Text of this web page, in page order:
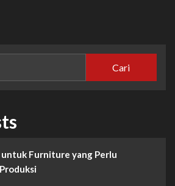
Cari
Furniture yang Perlu